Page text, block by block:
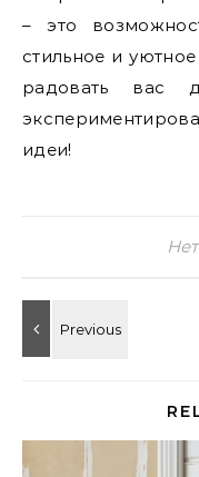
– это
стильное и
радовать вас
идеи!